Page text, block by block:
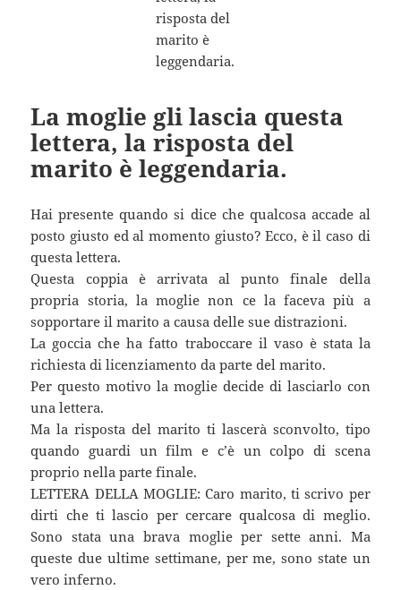
La moglie gli lascia questa
lettera, la risposta del
marito è leggendaria.
Hai presente quando si dice che qualcosa accade al
posto giusto ed al momento giusto? Ecco, è il caso di
questa lettera.
Questa coppia è arrivata al punto finale della
propria storia, la moglie non ce la faceva più a
sopportare il marito a causa delle sue distrazioni.
La goccia che ha fatto traboccare il vaso è stata la
richiesta di licenziamento da parte del marito.
Per questo motivo la moglie decide di lasciarlo con
una lettera.
Ma la risposta del marito ti lascerà sconvolto, tipo
quando guardi un film e c’è un colpo di scena
proprio nella parte finale.
LETTERA DELLA MOGLIE: Caro marito, ti scrivo per
dirti che ti lascio per cercare qualcosa di meglio.
Sono stata una brava moglie per sette anni. Ma
queste due ultime settimane, per me, sono state un
vero inferno.